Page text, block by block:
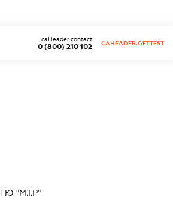
0 (800) 210 102
caHeader.contact
CAHEADER.GETTEST
"М.І.Р"